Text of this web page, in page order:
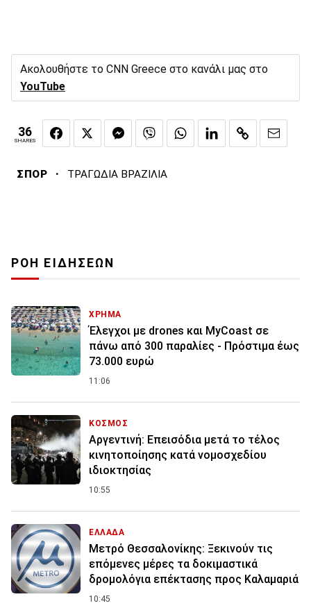
Ακολουθήστε το CNN Greece στο κανάλι μας στο
YouTube
36
SHARES
ΣΠΟΡ · ΤΡΑΓΩΔΙΑ ΒΡΑΖΙΛΙΑ
ΡΟΗ ΕΙΔΗΣΕΩΝ
ΧΡΗΜΑ
Έλεγχοι με drones και MyCoast σε
πάνω από 300 παραλίες - Πρόστιμα έως
73.000 ευρώ
11:06
ΚΟΣΜΟΣ
Αργεντινή: Επεισόδια μετά το τέλος
κινητοποίησης κατά νομοσχεδίου
ιδιοκτησίας
10:55
ΕΛΛΑΔΑ
Μετρό Θεσσαλονίκης: Ξεκινούν τις
επόμενες μέρες τα δοκιμαστικά
δρομολόγια επέκτασης προς Καλαμαριά
10:45